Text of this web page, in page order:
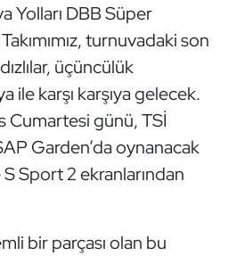
Yolları DBB Süper
turnuvadaki son
üçüncülük
ile karşı karşıya gelecek.
Cumartesi günü, TSİ
Garden’da oynanacak
S Sport 2 ekranlarından
bir parçası olan bu